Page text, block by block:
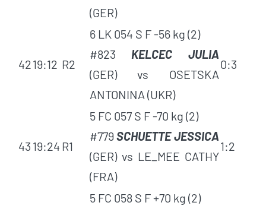
(GER)
42 19:12 R2
6 LK 054 S F -56 kg (2)
#823 KELCEC JULIA
(GER) vs OSETSKA
ANTONINA (UKR)
0:3
43 19:24 R1
5 FC 057 S F -70 kg (2)
#779SCHUETTE JESSICA
(GER) vs LE_MEE CATHY
(FRA)
1:2
5 FC 058 S F +70 kg (2)